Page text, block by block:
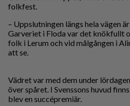
folkfest.
– Uppslutningen längs hela vägen
Garveriet i Floda var det knökfullt
folk i Lerum och vid målgången i
att se.
Vädret var med dem under
över spåret. I Svenssons huvud
blev en succépremiär.